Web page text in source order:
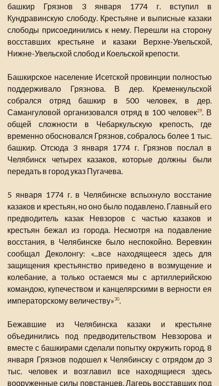
башкир Грязнов 3 января 1774 г. вступил в
Кундравинскую слободу. Крестьяне и выписные казаки
слободы присоединились к нему. Перешли на сторону
восставших крестьяне и казаки Верхне-Увельской,
Нижне-Увельской слобод и Коельской крепости.
Башкирское население Исетской провинции полностью
поддерживало Грязнова. В дер. Кременкульской
собрался отряд башкир в 500 человек, в дер.
Самангуловой организовался отряд в 100 человек29. В
общей сложности в Чебаркульскую крепость, где
временно обосновался Грязнов, собралось более 1 тыс.
башкир. Отсюда 3 января 1774 г. Грязнов послал в
Челябинск четырех казаков, которые должны были
передать в город указ Пугачева.
5 января 1774 г. в Челябинске вспыхнуло восстание
казаков и крестьян, но оно было подавлено. Главный его
предводитель казак Невзоров с частью казаков и
крестьян бежал из города. Несмотря на подавление
восстания, в Челябинске было неспокойно. Веревкин
сообщал Деколонгу: «...все находящееся здесь для
защищения крестьянство приведено в возмущение и
колебание, а только остаемся мы с артиллерийскою
командою, купечеством и канцелярскими в верности ея
императорскому величеству»30.
Бежавшие из Челябинска казаки и крестьяне
объединились под предводительством Невзорова и
вместе с башкирами сделали попытку окружить город. 8
января Грязнов подошел к Челябинску с отрядом до 3
тыс. человек и возглавил все находящиеся здесь
вооруженные силы повстанцев. Лагерь восставших под